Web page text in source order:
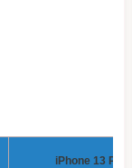
iPhone 13 Pro